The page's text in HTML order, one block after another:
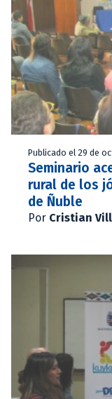
Publicado el 29 de
Seminario
rural de los
de Ñuble
Por Cristian